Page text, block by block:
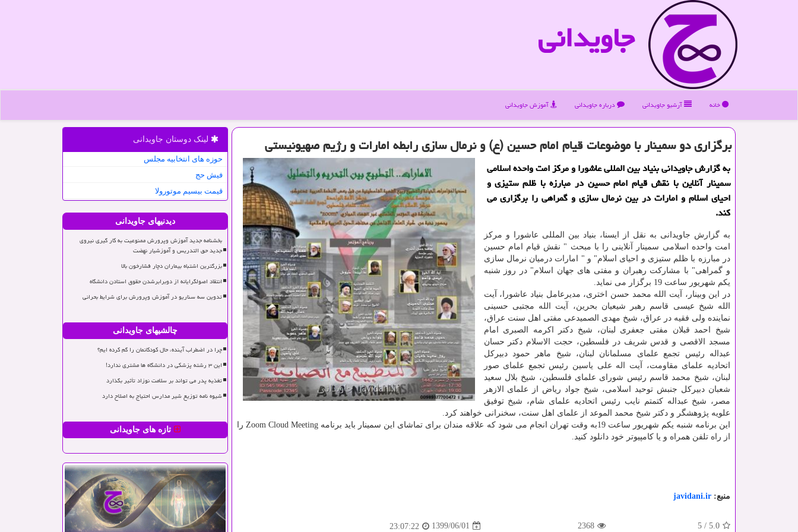
جاویدانی
خانه آرشیو جاویدانی درباره جاویدانی آموزش جاویدانی
برگزاری دو سمینار با موضوعات قیام امام حسین (ع) و نرمال سازی رابطه امارات و رژیم صهیونیستی
به گزارش جاویدانی بنیاد بین المللی عاشورا و مركز امت واحده اسلامی
سمینار آنلاین با نقش قیام امام حسین در مبارزه با ظلم ستیزی و
احیای اسلام و امارات در بین نرمال سازی و گمراهی را برگزاری می
كند.
به گزارش جاویدانی به نقل از ایسنا، بنیاد بین المللی عاشورا و مرکز
امت واحده اسلامی سمینار آنلاینی را با مبحث " نقش قیام امام حسین
در مبارزه با ظلم ستیزی و احیای اسلام" و " امارات درمیان نرمال سازی
و گمراهی" با مشارکت رهبران و مفتی های جهان اسلام" در روز شنبه
یکم شهریور ساعت 19 برگزار می نماید.
در این وبینار، آیت الله محمد حسن اختری، مدیرعامل بنیاد عاشورا، آیت
الله شیخ عیسی قاسم رهبر شیعیان بحرین، آیت الله مجتبی حسینی
نماینده ولی فقیه در عراق، شیخ مهدی الصمیدعی مفتی اهل سنت عراق،
شیخ احمد قبلان مفتی جعفری لبنان، شیخ دکتر اکرمه الصبری امام
مسجد الاقصی و قدس شریف در فلسطین، حجت الاسلام دکتر حسان
عبداله رئیس تجمع علمای مسلمانان لبنان، شیخ ماهر حمود دبیرکل
اتحادیه علمای مقاومت، آیت اله علی یاسین رئیس تجمع علمای صور
لبنان، شیخ محمد قاسم رئیس شورای علمای فلسطین، شیخ بلال سعید
شعبان دبیرکل جنبش توحید اسلامی، شیخ جواد ریاض از علمای الازهر
مصر، شیخ عبداله کتمتم نایب رئیس اتحادیه علمای شام، شیخ توفیق
علویه پژوهشگر و دکتر شیخ محمد الموعد از علمای اهل سنت، سخنرانی خواهند کرد.
این برنامه شنبه یکم شهریور ساعت 19به وقت تهران انجام می شود که علاقه مندان برای تماشای این سمینار باید برنامه Zoom Cloud Meeting را
از راه تلفن همراه و یا کامپیوتر خود دانلود کنید.
منبع: javidani.ir
5.0
/
5
2368
1399/06/01
23:07:22
لینک دوستان جاویدانی
حوزه های انتخابیه مجلس
فیش حج
قیمت بیسیم موتورولا
دیدنیهای جاویدانی
بخشنامه جدید آموزش وپرورش ممنوعیت به کار گیری نیروی
جدید حق التدریس و آموزشیار نهضت
بزرگترین اشتباه بیماران دچار فشارخون بالا
انتقاد اصولگرایانه از دوبرابرشدن حقوق استادن دانشگاه
تدوین سه سناریو در آموزش وپرورش برای شرایط بحرانی
چالشیهای جاویدانی
چرا در اضطراب آینده، حال کودکانمان را گم کرده ایم؟
این ۳ رشته پزشکی در دانشگاه ها مشتری ندارد!
تغذیه پدر می تواند بر سلامت نوزاد تأثیر بگذارد
شیوه نامه توزیع شیر مدارس احتیاج به اصلاح دارد
تازه های جاویدانی